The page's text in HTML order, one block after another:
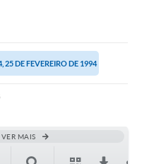
25 DE FEVEREIRO DE 1994
VER MAIS